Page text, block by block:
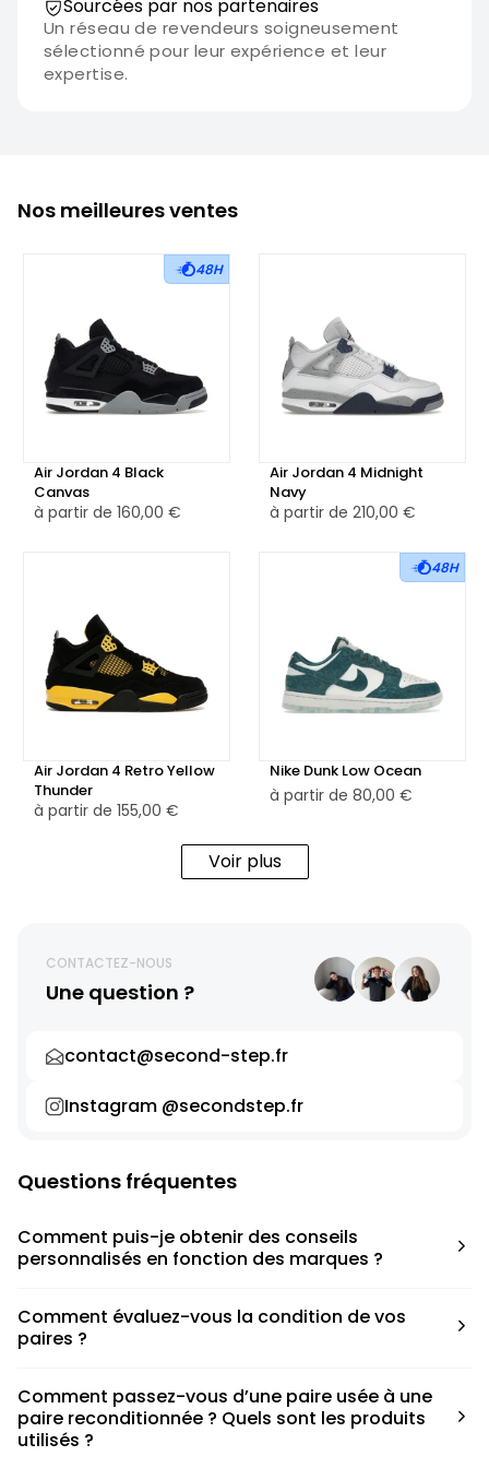
Sourcées par nos partenaires
Un réseau de revendeurs soigneusement
sélectionné pour leur expérience et leur
expertise.
Nos meilleures ventes
48H
Air Jordan 4 Black
Canvas
à partir de 160,00 €
Air Jordan 4 Midnight
Navy
à partir de 210,00 €
Air Jordan 4 Retro Yellow
Thunder
à partir de 155,00 €
48H
Nike Dunk Low Ocean
à partir de 80,00 €
Voir plus
CONTACTEZ-NOUS
Une question ?
contact@second-step.fr
Instagram @secondstep.fr
Questions fréquentes
Comment puis-je obtenir des conseils
personnalisés en fonction des marques ?
pour déterminer la taille appropriée, que ce soit une taille
en dessous, au-dessus ou correspondant à votre taille
Comment évaluez-vous la condition de vos
paires ?
défauts spécifiques de chaque paire.
Comment passez-vous d’une paire usée à une
paire reconditionnée ? Quels sont les produits
utilisés ?